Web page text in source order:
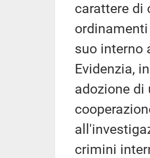
carattere di
suo interno
Evidenzia,
adozione
crimini